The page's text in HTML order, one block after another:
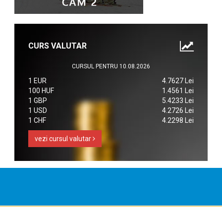
CURS VALUTAR
CURSUL PENTRU 10.08.2026
1 EUR
4.7627 Lei
100 HUF
1.4561 Lei
1 GBP
5.4233 Lei
1 USD
4.2726 Lei
1 CHF
4.2298 Lei
vezi cursul valutar